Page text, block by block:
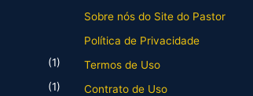
(1)
(1)
Sobre nós do Site do Pastor
Política de Privacidade
Termos de Uso
Contrato de Uso